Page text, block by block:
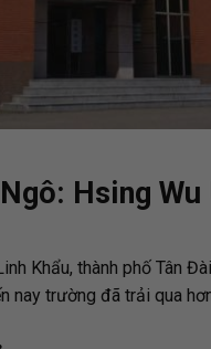
Hsing
Khẩu, thành phố Tân
nay trường đã trải qua